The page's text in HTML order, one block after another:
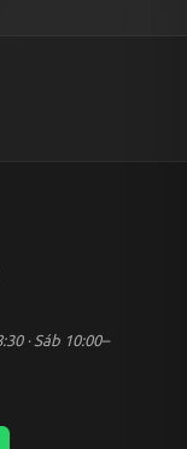
· Sáb 10:00–